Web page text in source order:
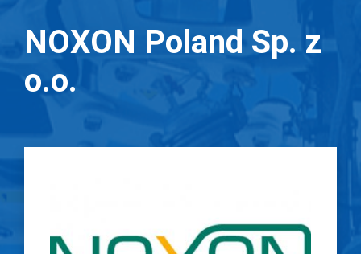
NOXON Poland Sp. z
o.o.